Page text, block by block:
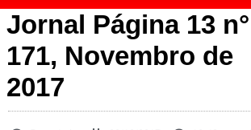
Jornal Página 13 n°
171, Novembro de
2017